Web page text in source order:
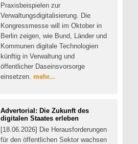
Praxisbeispielen zur
Verwaltungsdigitalisierung. Die
Kongressmesse will im Oktober in
Berlin zeigen, wie Bund, Länder und
Kommunen digitale Technologien
künftig in Verwaltung und
öffentlicher Daseinsvorsorge
einsetzen. mehr...
Advertorial: Die Zukunft des
digitalen Staates erleben
[18.06.2026] Die Herausforderungen
für den öffentlichen Sektor wachsen